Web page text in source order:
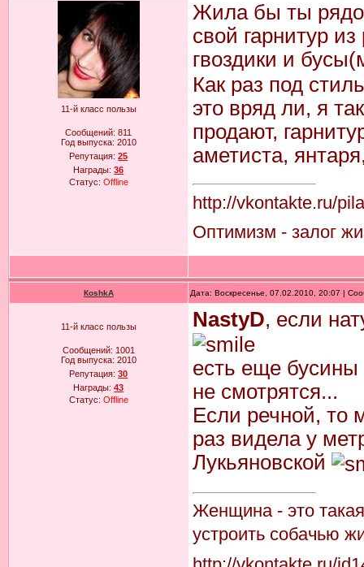
11-й класс пользы
Сообщений:811
Год выпуска: 2010
Репутация:25
Награды:36
Статус: Offline
Жила бы ты
свой гарнитур
гвоздики и
Как раз под
это вряд ли, я
продают,
аметиста,
http://vkontakte.ru/
Оптимизм - залог
КoshkA Дата: Воскресенье, 07.02.2010, 20:07 |
11-й класс пользы
Сообщений: 1001
Год выпуска: 2010
Репутация:30
Награды:43
Статус: Offline
NastyD, если
есть еще бусины
не смотрятся...
Если речной, то
раз видела у
Лукьяновской
Женщина - это
устроить собачью